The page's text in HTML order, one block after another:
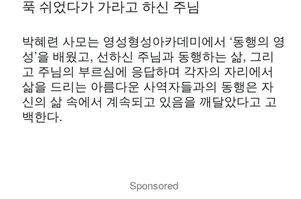
푹 쉬었다가 가라고 하신 주님
박혜련 사모는 영성형성아카데미에서 ‘동행의 영
성’을 배웠고, 선하신 주님과 동행하는 삶, 그리
고 주님의 부르심에 응답하며 각자의 자리에서
삶을 드리는 아름다운 사역자들과의 동행은 자
신의 삶 속에서 계속되고 있음을 깨달았다고 고
백한다.
Sponsored